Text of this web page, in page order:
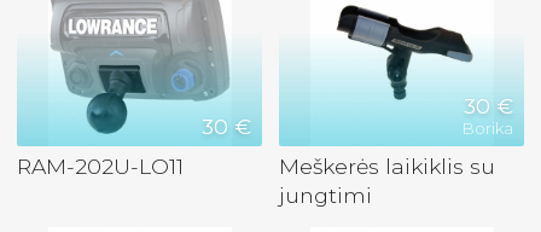
30 €
RAM-202U-LO11
30 €
Borika
Meškerės laikiklis su
jungtimi